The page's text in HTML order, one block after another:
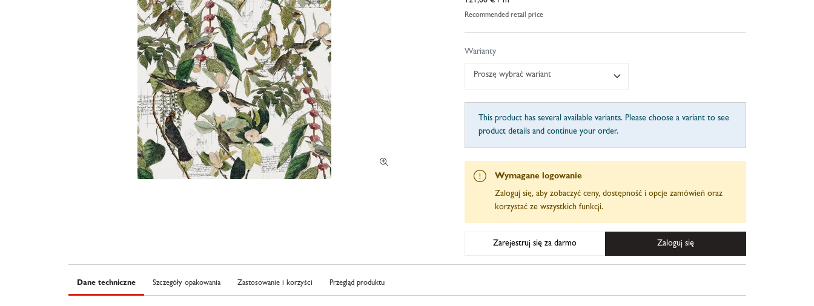
Recommended retail price
Warianty
Proszę wybrać wariant
This product has several available variants. Please choose a variant to see
product details and continue your order.
Wymagane logowanie
Zaloguj się, aby zobaczyć ceny, dostępność i opcje zamówień oraz
korzystać ze wszystkich funkcji.
Zarejestruj się za darmo Zaloguj się
Dane techniczne Szczegóły opakowania Zastosowanie i korzyści Przegląd produktu